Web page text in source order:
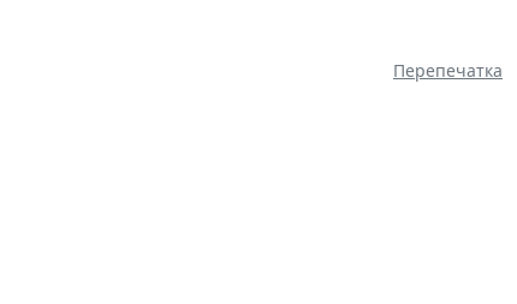
Перепечатка